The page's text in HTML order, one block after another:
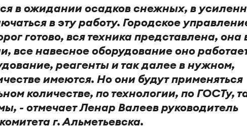
в ожидании осадков снежных, в
в эту работу. Городское
готово, вся техника представлена, она
все навесное оборудование оно
реагенты и так далее в нужном,
имеются. Но они будут применяться
количестве, по технологии, по ГОСТу,
- отмечает Ленар Валеев руководитель
г. Альметьевска.